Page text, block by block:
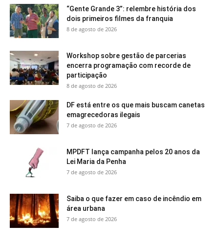
“Gente Grande 3”: relembre história dos
dois primeiros filmes da franquia
8 de agosto de 2026
Workshop sobre gestão de parcerias
encerra programação com recorde de
participação
8 de agosto de 2026
DF está entre os que mais buscam canetas
emagrecedoras ilegais
7 de agosto de 2026
MPDFT lança campanha pelos 20 anos da
Lei Maria da Penha
7 de agosto de 2026
Saiba o que fazer em caso de incêndio em
área urbana
7 de agosto de 2026